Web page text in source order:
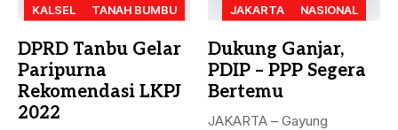
KALSEL TANAH BUMBU
DPRD Tanbu Gelar
Paripurna
Rekomendasi LKPJ
2022
JAKARTA NASIONAL
Dukung Ganjar,
PDIP – PPP Segera
Bertemu
JAKARTA – Gayung